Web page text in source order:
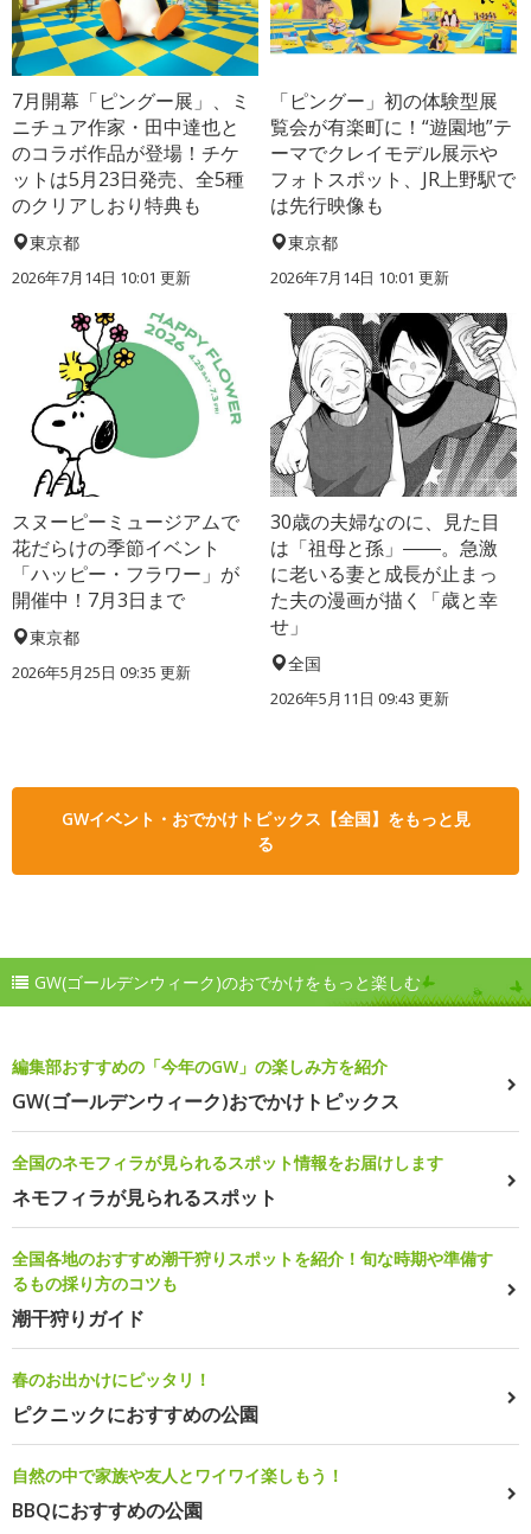
7月開幕「ピングー展」、ミ
ニチュア作家・田中達也と
のコラボ作品が登場！チケ
ットは5月23日発売、全5種
のクリアしおり特典も
東京都
2026年7月14日 10:01 更新
「ピングー」初の体験型展
覧会が有楽町に！“遊園地”テ
ーマでクレイモデル展示や
フォトスポット、JR上野駅で
は先行映像も
東京都
2026年7月14日 10:01 更新
スヌーピーミュージアムで
花だらけの季節イベント
「ハッピー・フラワー」が
開催中！7月3日まで
東京都
2026年5月25日 09:35 更新
30歳の夫婦なのに、見た目
は「祖母と孫」――。急激
に老いる妻と成長が止まっ
た夫の漫画が描く「歳と幸
せ」
全国
2026年5月11日 09:43 更新
GWイベント・おでかけトピックス【全国】をもっと見
る
GW(ゴールデンウィーク)のおでかけをもっと楽しむ
編集部おすすめの「今年のGW」の楽しみ方を紹介
GW(ゴールデンウィーク)おでかけトピックス
全国のネモフィラが見られるスポット情報をお届けします
ネモフィラが見られるスポット
全国各地のおすすめ潮干狩りスポットを紹介！旬な時期や準備す
るもの採り方のコツも
潮干狩りガイド
春のお出かけにピッタリ！
ピクニックにおすすめの公園
自然の中で家族や友人とワイワイ楽しもう！
BBQにおすすめの公園